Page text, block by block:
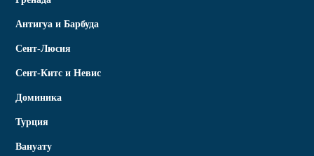
Антигуа и Барбуда
Сент-Люсия
Сент-Китс и Невис
Доминика
Турция
Вануату